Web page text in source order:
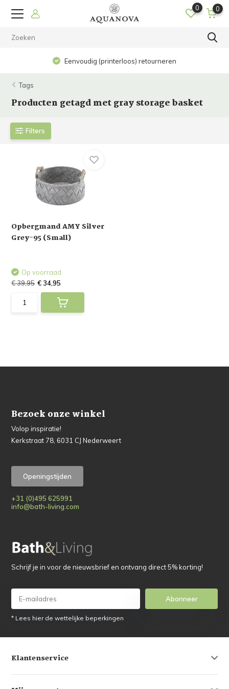
0 0
Eenvoudig (printerloos) retourneren
Tags
Producten getagd met gray storage basket
Filters
Opbergmand AMY Silver
Grey-95 (Small)
Op voorraad
€ 39,95 € 34,95
Bezoek onze winkel
Volop inspiratie!
Kerkstraat 78, 6031 CJ Nederweert
Openingstijden
+31 (0)495 625991
info@bath-living.com
Schrijf je in voor de nieuwsbrief en ontvang direct 5% korting!
Abonneer
* Lees hier de wettelijke beperkingen
Klantenservice